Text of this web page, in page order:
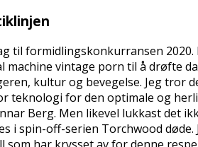
til formidlingskonkurransen
machine vintage porn til å drøfte
kultur og bevegelse. Jeg tror
teknologi for den optimale og
Berg. Men likevel lukkast det
i spin-off-serien Torchwood
som har krysset av for denne